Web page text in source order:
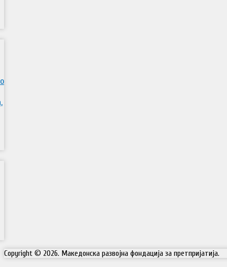
Copyright © 2026. Македонска развојна фондација за претпријатија.